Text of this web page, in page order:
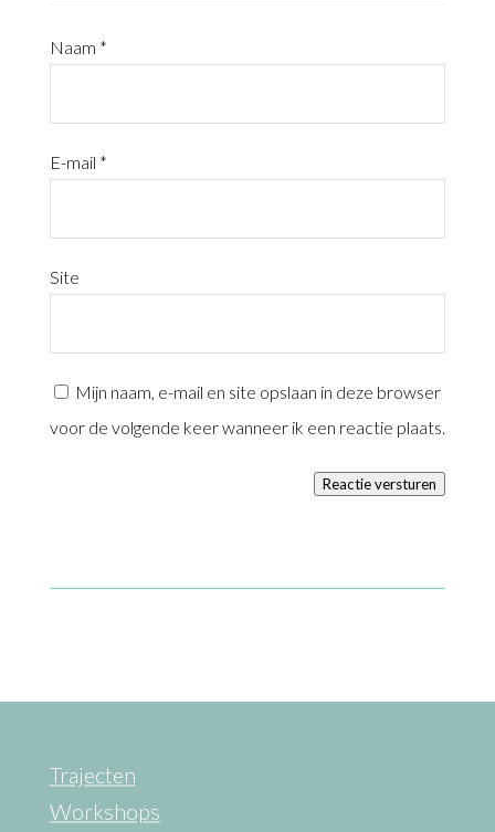
Naam *
E-mail *
Site
Mijn naam, e-mail en site opslaan in deze browser
voor de volgende keer wanneer ik een reactie plaats.
Reactie versturen
Trajecten
Workshops